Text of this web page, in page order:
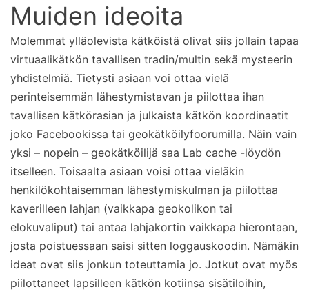
Muiden ideoita
Molemmat ylläolevista kätköistä olivat siis jollain tapaa
virtuaalikätkön tavallisen tradin/multin sekä mysteerin
yhdistelmiä. Tietysti asiaan voi ottaa vielä
perinteisemmän lähestymistavan ja piilottaa ihan
tavallisen kätkörasian ja julkaista kätkön koordinaatit
joko Facebookissa tai geokätköilyfoorumilla. Näin vain
yksi – nopein – geokätköilijä saa Lab cache -löydön
itselleen. Toisaalta asiaan voisi ottaa vieläkin
henkilökohtaisemman lähestymiskulman ja piilottaa
kaverilleen lahjan (vaikkapa geokolikon tai
elokuvaliput) tai antaa lahjakortin vaikkapa hierontaan,
josta poistuessaan saisi sitten loggauskoodin. Nämäkin
ideat ovat siis jonkun toteuttamia jo. Jotkut ovat myös
piilottaneet lapsilleen kätkön kotiinsa sisätiloihin,